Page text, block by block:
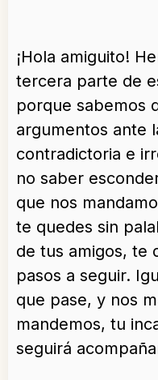
¡Hola amiguito!
tercera parte de
porque sabemos
argumentos ante
contradictoria e
no saber
que nos
te quedes sin
de tus amigos, te
pasos a seguir.
que pase, y nos
mandemos, tu
seguirá